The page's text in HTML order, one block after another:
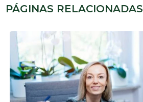
PÁGINAS RELACIONADAS